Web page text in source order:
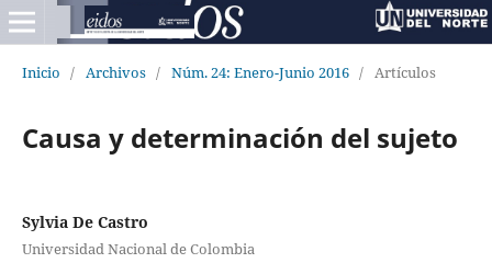
Inicio / Archivos / Núm. 24: Enero-Junio 2016 / Artículos
Causa y determinación del sujeto
Sylvia De Castro
Universidad Nacional de Colombia